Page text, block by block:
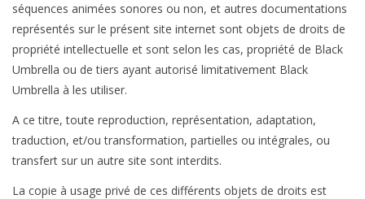
séquences animées sonores ou non, et autres documentations
représentés sur le présent site internet sont objets de droits de
propriété intellectuelle et sont selon les cas, propriété de Black
Umbrella ou de tiers ayant autorisé limitativement Black
Umbrella à les utiliser.
A ce titre, toute reproduction, représentation, adaptation,
traduction, et/ou transformation, partielles ou intégrales, ou
transfert sur un autre site sont interdits.
La copie à usage privé de ces différents objets de droits est